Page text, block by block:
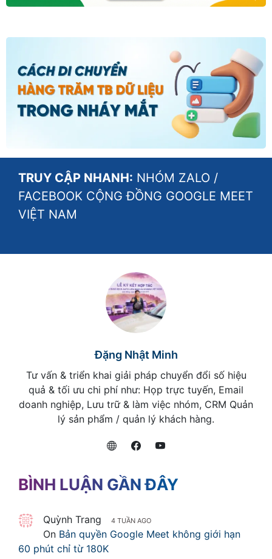
TRUY CẬP NHANH: NHÓM ZALO /
FACEBOOK CỘNG ĐỒNG GOOGLE MEET
VIỆT NAM
Đặng Nhật Minh
Tư vấn & triển khai giải pháp chuyển đổi số hiệu
quả & tối ưu chi phí như: Họp trực tuyến, Email
doanh nghiệp, Lưu trữ & làm việc nhóm, CRM Quản
lý sản phẩm / quản lý khách hàng.
BÌNH LUẬN GẦN ĐÂY
Quỳnh Trang 4 TUẦN AGO
On Bản quyền Google Meet không giới hạn
60 phút chỉ từ 180K